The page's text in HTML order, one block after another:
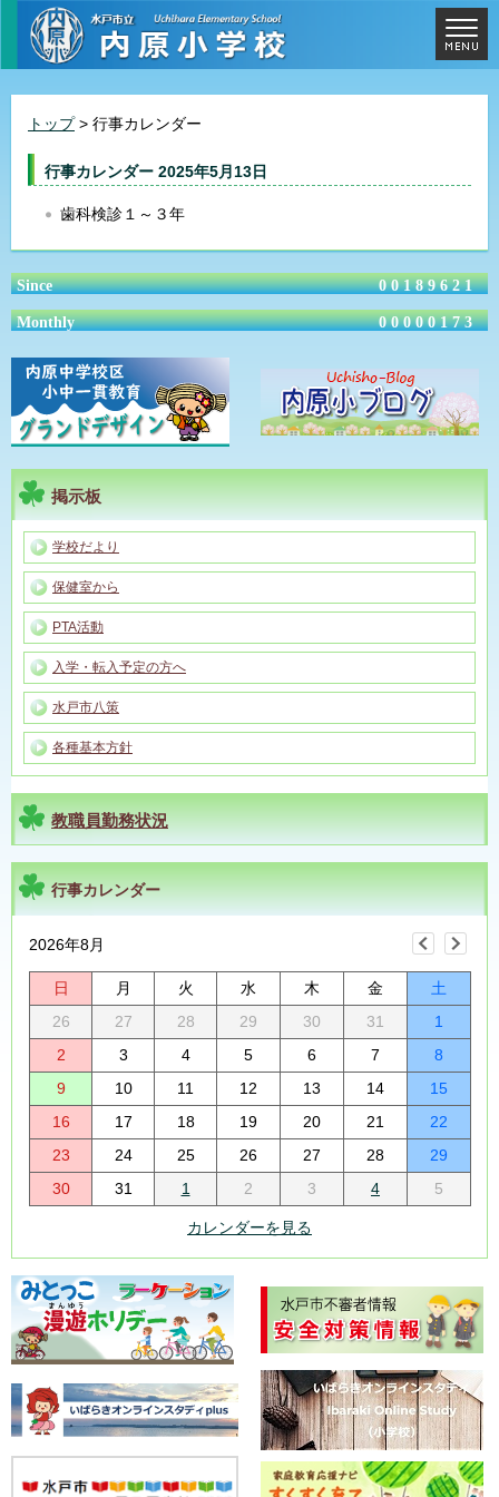
Since 00189621
Monthly 00000173
掲示板
学校だより
保健室から
PTA活動
入学・転入予定の方へ
水戸市八策
各種基本方針
教職員勤務状況
行事カレンダー
2026年8月
日 月 火 水 木 金
土
26
27 28 29 30 31
1
2
3 4 5 6 7
8
9
10 11 12 13 14
15
16
17 18 19 20 21
22
23
24 25 26 27 28
29
30
31 1 2 3 4 5
カレンダーを見る
トップ> 行事カレンダー
行事カレンダー 2025年5月13日
歯科検診１～３年